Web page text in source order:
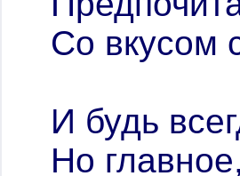
Со вкусом
И будь
Но